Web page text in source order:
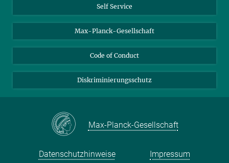
Nachhaltige und Bio-inspirierte Materialien
Self Service
Max-Planck-Gesellschaft
Code of Conduct
Diskriminierungsschutz
Max-Planck-Gesellschaft
Datenschutzhinweise Impressum